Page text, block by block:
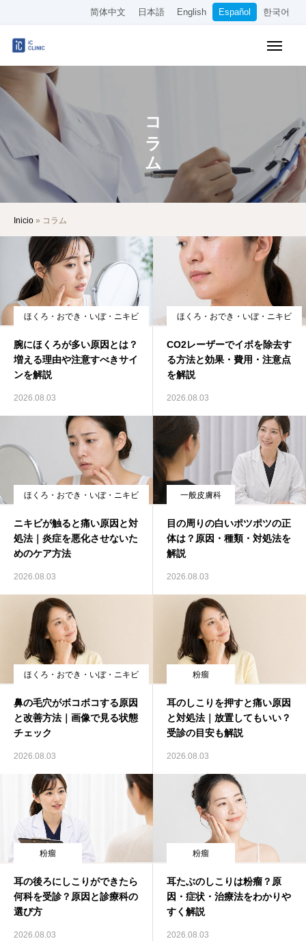
简体中文 日本語 English Español 한국어
コラム
Inicio » コラム
ほくろ・おでき・いぼ・ニキビ
腕にほくろが多い原因とは？
増える理由や注意すべきサイ
ンを解説
2026.08.03
ほくろ・おでき・いぼ・ニキビ
CO2レーザーでイボを除去す
る方法と効果・費用・注意点
を解説
2026.08.03
ほくろ・おでき・いぼ・ニキビ
ニキビが触ると痛い原因と対
処法｜炎症を悪化させないた
めのケア方法
2026.08.03
一般皮膚科
目の周りの白いポツポツの正
体は？原因・種類・対処法を
解説
2026.08.03
ほくろ・おでき・いぼ・ニキビ
鼻の毛穴がボコボコする原因
と改善方法｜画像で見る状態
チェック
2026.08.03
粉瘤
耳のしこりを押すと痛い原因
と対処法｜放置してもいい？
受診の目安も解説
2026.08.03
粉瘤
耳の後ろにしこりができたら
何科を受診？原因と診療科の
選び方
2026.08.03
粉瘤
耳たぶのしこりは粉瘤？原
因・症状・治療法をわかりや
すく解説
2026.08.03
Tratamientos Estéticos
Precios
Sobre Nuestra Clínica
Cómo Llegar
Empleo
Otros
Idioma
简体中文 日本語 English Español 한국어